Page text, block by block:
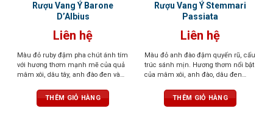
Rượu Vang Ý Barone
D’Albius
Liên hệ
Màu đỏ ruby đậm pha chút ánh tím
với hương thơm mạnh mẽ của quả
mâm xôi, dâu tây, anh đào đen và
lịch. Cân bằng giữa vị chua và ngọt,
mang lại trải nghiệm êm ái và tươi
THÊM GIỎ HÀNG
Rượu Vang Ý Stemmari
Passiata
Liên hệ
Màu đỏ anh đào đậm quyến rũ, cấu
trúc sánh mịn. Hương thơm nổi bật
của mâm xôi, anh đào, dâu đen
đen cay nồng. Khi rượu “thở” trong
ly, tầng hương vani và thuốc lá tinh
THÊM GIỎ HÀNG